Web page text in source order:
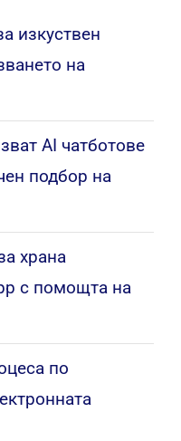
изкуствен
на
AI чатботове
подбор на
храна
с помощта на
по